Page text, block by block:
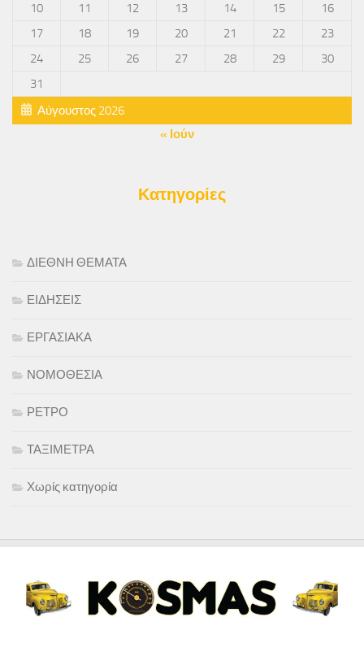
Αύγουστος 2026
10
11 12 13 14 15
16
17
18 19 20 21 22
23
24
25 26 27 28 29
30
31
« Ιούν
Κατηγορίες
ΔΙΕΘΝΗ ΘΕΜΑΤΑ
ΕΙΔΗΣΕΙΣ
ΕΡΓΑΣΙΑΚΑ
ΝΟΜΟΘΕΣΙΑ
ΡΕΤΡΟ
ΤΑΞΙΜΕΤΡΑ
Χωρίς κατηγορία